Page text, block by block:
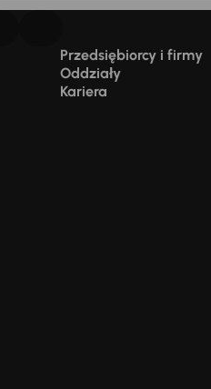
Przedsiębiorcy i firmy
Oddziały
Kariera